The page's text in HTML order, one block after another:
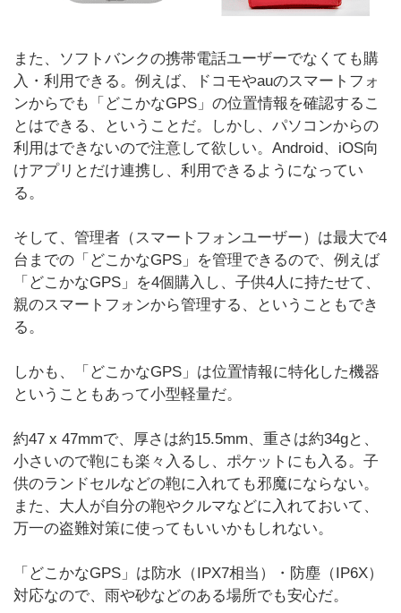
また、ソフトバンクの携帯電話ユーザーでなくても購
入・利用できる。例えば、ドコモやauのスマートフォ
ンからでも「どこかなGPS」の位置情報を確認するこ
とはできる、ということだ。しかし、パソコンからの
利用はできないので注意して欲しい。Android、iOS向
けアプリとだけ連携し、利用できるようになってい
る。
そして、管理者（スマートフォンユーザー）は最大で4
台までの「どこかなGPS」を管理できるので、例えば
「どこかなGPS」を4個購入し、子供4人に持たせて、
親のスマートフォンから管理する、ということもでき
る。
しかも、「どこかなGPS」は位置情報に特化した機器
ということもあって小型軽量だ。
約47 x 47mmで、厚さは約15.5mm、重さは約34gと、
小さいので鞄にも楽々入るし、ポケットにも入る。子
供のランドセルなどの鞄に入れても邪魔にならない。
また、大人が自分の鞄やクルマなどに入れておいて、
万一の盗難対策に使ってもいいかもしれない。
「どこかなGPS」は防水（IPX7相当）・防塵（IP6X）
対応なので、雨や砂などのある場所でも安心だ。